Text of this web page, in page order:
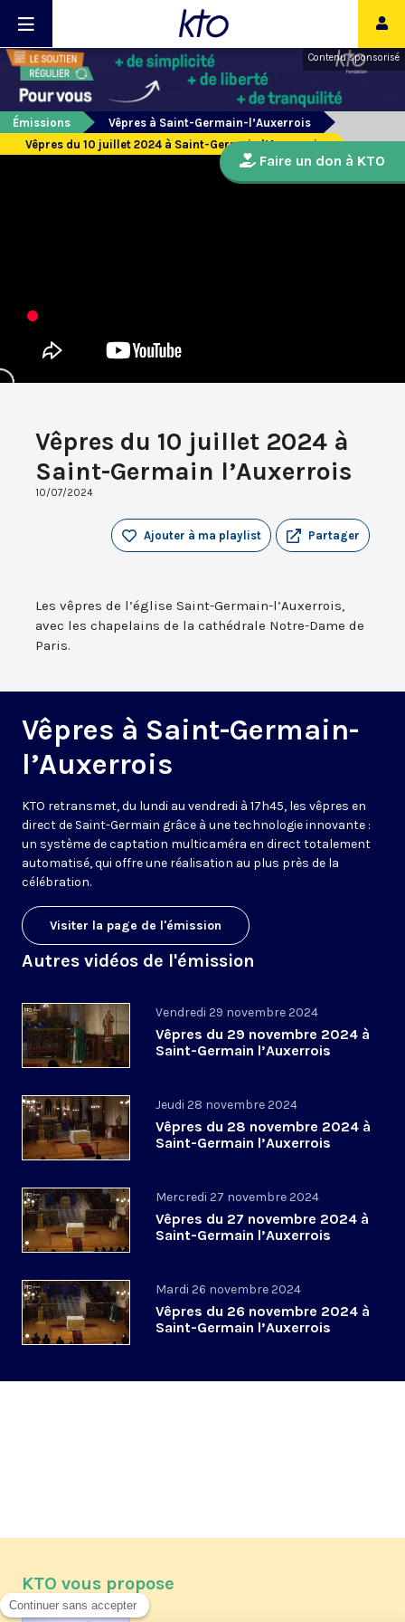
Contenu sponsorisé
Émissions
Vêpres à Saint-Germain-l’Auxerrois
Vêpres du 10 juillet 2024 à Saint-Germain l’Auxerrois
Vêpres du 10 juillet 2024 à
Saint-Germain l’Auxerrois
10/07/2024
Partager
Ajouter à ma playlist
Les vêpres de l’église Saint-Germain-l’Auxerrois,
avec les chapelains de la cathédrale Notre-Dame de
Paris.
Vêpres à Saint-Germain-
l’Auxerrois
KTO retransmet, du lundi au vendredi à 17h45, les vêpres en
direct de Saint-Germain grâce à une technologie innovante :
un système de captation multicaméra en direct totalement
automatisé, qui offre une réalisation au plus près de la
célébration.
Visiter la page de l'émission
Autres vidéos de l'émission
Vendredi 29 novembre 2024
Vêpres du 29 novembre 2024 à
Saint-Germain l’Auxerrois
Jeudi 28 novembre 2024
Vêpres du 28 novembre 2024 à
Saint-Germain l’Auxerrois
Mercredi 27 novembre 2024
Vêpres du 27 novembre 2024 à
Saint-Germain l’Auxerrois
Mardi 26 novembre 2024
Vêpres du 26 novembre 2024 à
Saint-Germain l’Auxerrois
Faire un don à KTO
KTO vous propose